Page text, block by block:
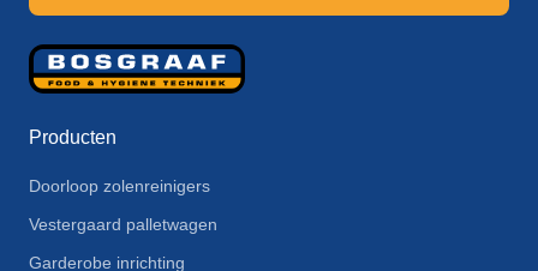
Producten
Doorloop zolenreinigers
Vestergaard palletwagen
Garderobe inrichting